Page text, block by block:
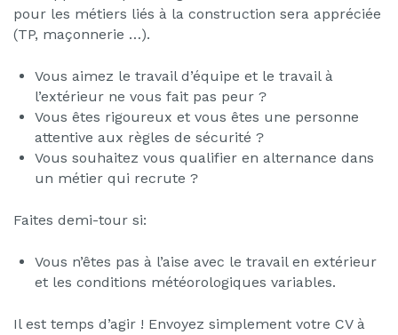
pour les métiers liés à la construction sera appréciée
(TP, maçonnerie …).
Vous aimez le travail d’équipe et le travail à
l’extérieur ne vous fait pas peur ?
Vous êtes rigoureux et vous êtes une personne
attentive aux règles de sécurité ?
Vous souhaitez vous qualifier en alternance dans
un métier qui recrute ?
Faites demi-tour si:
Vous n’êtes pas à l’aise avec le travail en extérieur
et les conditions météorologiques variables.
Il est temps d’agir ! Envoyez simplement votre CV à